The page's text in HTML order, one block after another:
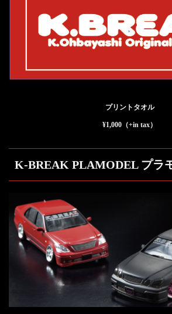
プリントタオル
¥1,000（+in tax）
K-BREAK PLAMODEL プラ